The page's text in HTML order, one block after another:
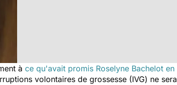
à ce qu'avait promis Roselyne Bachelot en
volontaires de grossesse (IVG) ne sera